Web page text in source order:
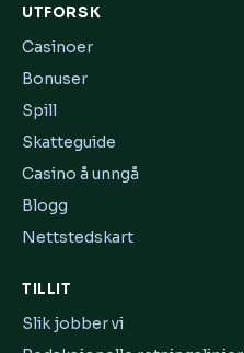
UTFORSK
Casinoer
Bonuser
Spill
Skatteguide
Casino å unngå
Blogg
Nettstedskart
TILLIT
Slik jobber vi